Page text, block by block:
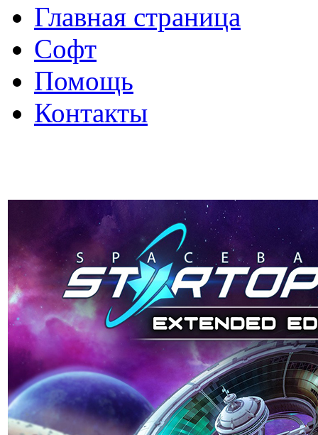
Главная страница
Софт
Помощь
Контакты